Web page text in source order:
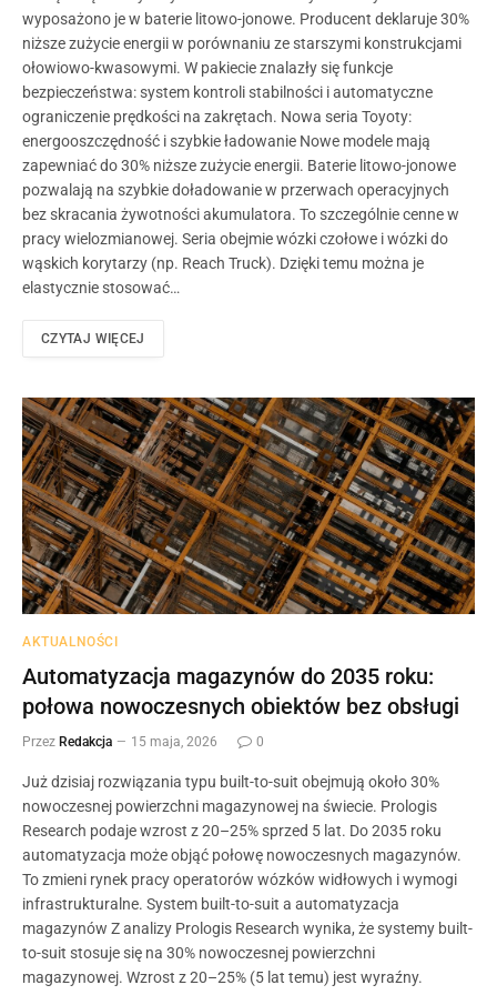
wyposażono je w baterie litowo-jonowe. Producent deklaruje 30%
niższe zużycie energii w porównaniu ze starszymi konstrukcjami
ołowiowo-kwasowymi. W pakiecie znalazły się funkcje
bezpieczeństwa: system kontroli stabilności i automatyczne
ograniczenie prędkości na zakrętach. Nowa seria Toyoty:
energooszczędność i szybkie ładowanie Nowe modele mają
zapewniać do 30% niższe zużycie energii. Baterie litowo-jonowe
pozwalają na szybkie doładowanie w przerwach operacyjnych
bez skracania żywotności akumulatora. To szczególnie cenne w
pracy wielozmianowej. Seria obejmie wózki czołowe i wózki do
wąskich korytarzy (np. Reach Truck). Dzięki temu można je
elastycznie stosować…
CZYTAJ WIĘCEJ
AKTUALNOŚCI
Automatyzacja magazynów do 2035 roku:
połowa nowoczesnych obiektów bez obsługi
Przez Redakcja 15 maja, 2026 0
Już dzisiaj rozwiązania typu built-to-suit obejmują około 30%
nowoczesnej powierzchni magazynowej na świecie. Prologis
Research podaje wzrost z 20–25% sprzed 5 lat. Do 2035 roku
automatyzacja może objąć połowę nowoczesnych magazynów.
To zmieni rynek pracy operatorów wózków widłowych i wymogi
infrastrukturalne. System built-to-suit a automatyzacja
magazynów Z analizy Prologis Research wynika, że systemy built-
to-suit stosuje się na 30% nowoczesnej powierzchni
magazynowej. Wzrost z 20–25% (5 lat temu) jest wyraźny.